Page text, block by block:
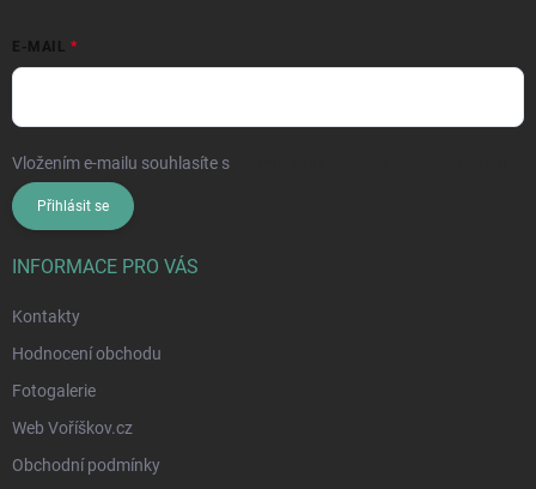
E-MAIL
Vložením e-mailu souhlasíte s
Přihlásit se
INFORMACE PRO VÁS
Kontakty
Hodnocení obchodu
Fotogalerie
Web Voříškov.cz
Obchodní podmínky